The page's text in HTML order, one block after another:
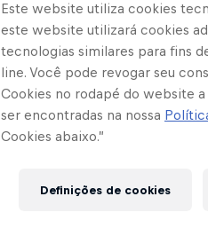
Este website utiliza cookies
este website utilizará cookies
tecnologias similares para fins
line. Você pode revogar seu
Cookies no rodapé do website
ser encontradas na nossa
Cookies abaixo.”
Definições de cookies